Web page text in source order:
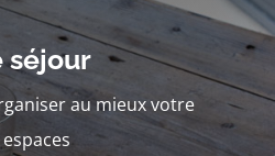
séjour
au mieux votre